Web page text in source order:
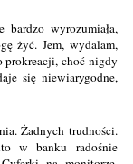
wyrozumiała,
żyć. Jem, wydalam,
prokreacji, choć nigdy
się niewiarygodne,
Żadnych trudności.
w banku radośnie